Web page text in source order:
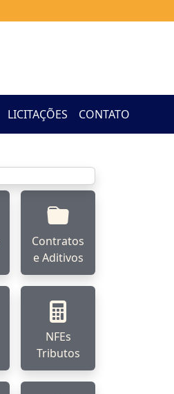
LICITAÇÕES CONTATO
Contratos
e Aditivos
NFEs
Tributos